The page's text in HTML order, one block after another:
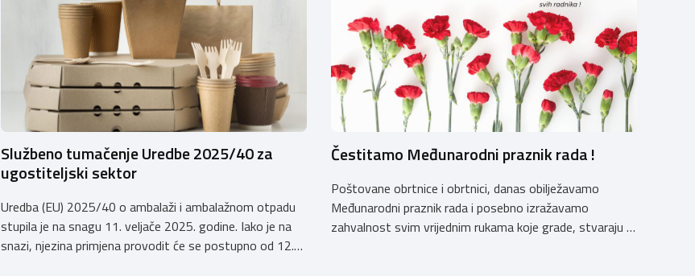
Službeno tumačenje Uredbe 2025/40 za
ugostiteljski sektor
Uredba (EU) 2025/40 o ambalaži i ambalažnom otpadu
stupila je na snagu 11. veljače 2025. godine. Iako je na
snazi, njezina primjena provodit će se postupno od 12.
Čestitamo Međunarodni praznik rada !
Poštovane obrtnice i obrtnici, danas obilježavamo
Međunarodni praznik rada i posebno izražavamo
zahvalnost svim vrijednim rukama koje grade, stvaraju i